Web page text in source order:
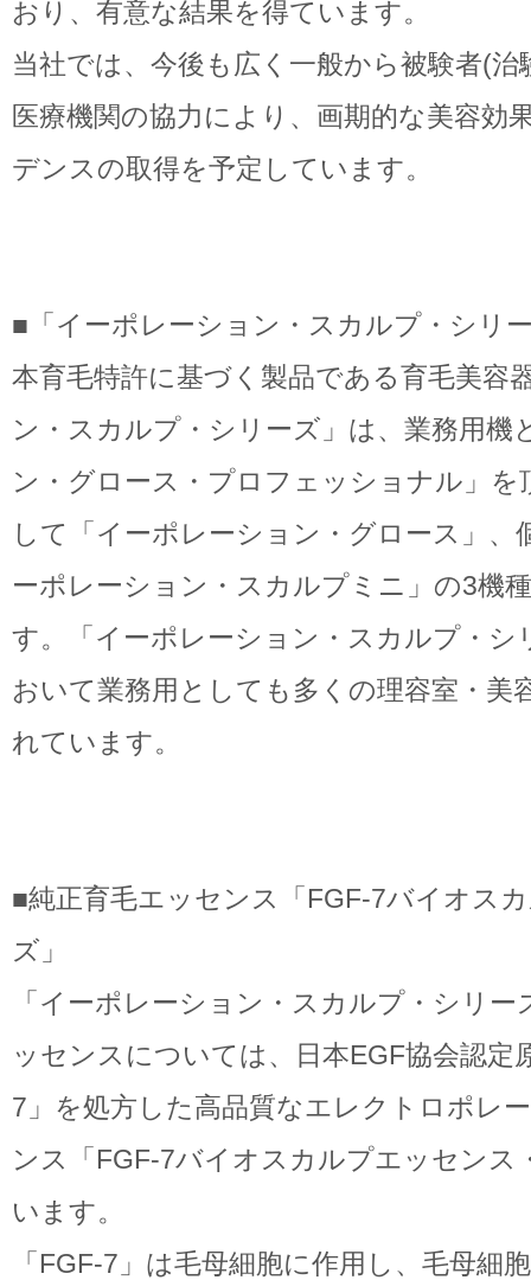
おり、有意な結果を得ています。
当社では、今後も広く一般から被験者(
医療機関の協力により、画期的な美容効
デンスの取得を予定しています。
■「イーポレーション・スカルプ・シリ
本育毛特許に基づく製品である育毛美容
ン・スカルプ・シリーズ」は、業務用機
ン・グロース・プロフェッショナル」を
して「イーポレーション・グロース」、
ーポレーション・スカルプミニ」の3機
す。「イーポレーション・スカルプ・シ
おいて業務用としても多くの理容室・美
れています。
■純正育毛エッセンス「FGF-7バイオス
ズ」
「イーポレーション・スカルプ・シリ
ッセンスについては、日本EGF協会認定
7」を処方した高品質なエレクトロポレ
ンス「FGF-7バイオスカルプエッセンス
います。
「FGF-7」は毛母細胞に作用し、毛母細